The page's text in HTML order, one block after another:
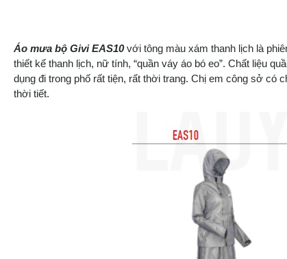
Áo mưa bộ Givi EAS10với tông màu xám thanh lịch là
thiết kế thanh lịch, nữ tính, “quần váy áo bó eo”. Chất liệu
dụng đi trong phố rất tiện, rất thời trang. Chị em công sở có
thời tiết.